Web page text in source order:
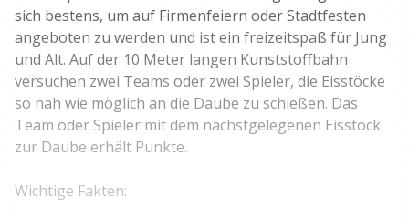
sich bestens, um auf Firmenfeiern oder Stadtfesten
angeboten zu werden und ist ein freizeitspaß für Jung
und Alt. Auf der 10 Meter langen Kunststoffbahn
versuchen zwei Teams oder zwei Spieler, die Eisstöcke
so nah wie möglich an die Daube zu schießen. Das
Team oder Spieler mit dem nächstgelegenen Eisstock
zur Daube erhält Punkte.
Wichtige Fakten: